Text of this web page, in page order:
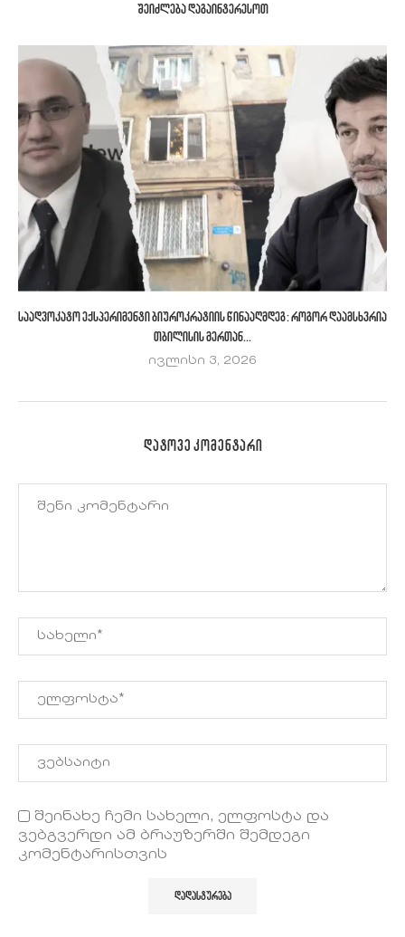
ᲨᲔᲘᲫᲚᲔᲑᲐ ᲓᲐᲒᲐᲘᲜᲢᲔᲠᲔᲡᲝᲗ
საადვოკატო ექსპერიმენტი ბიუროკრატიის წინააღმდეგ: როგორ დაამსხვრია
თბილისის მერთან...
ივლისი 3, 2026
ᲓᲐᲢᲝᲕᲔ ᲙᲝᲛᲔᲜᲢᲐᲠᲘ
შეინახე ჩემი სახელი, ელფოსტა და
ვებგვერდი ამ ბრაუზერში შემდეგი
კომენტარისთვის